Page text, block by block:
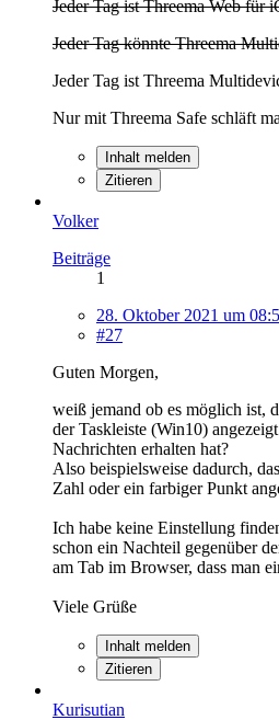
Jeder Tag ist Threema Web für
Jeder Tag könnte Threema
Jeder Tag ist Threema
Nur mit Threema Safe schläft
Inhalt melden
Zitieren
Volker
Beiträge
1
28. Oktober 2021 um
#27
Guten Morgen,
weiß jemand ob es möglich ist,
der Taskleiste (Win10)
Nachrichten erhalten hat?
Also beispielsweise dadurch,
Zahl oder ein farbiger Punkt
Ich habe keine Einstellung
schon ein Nachteil gegenüber
am Tab im Browser, dass man
Viele Grüße
Inhalt melden
Zitieren
Kurisutian